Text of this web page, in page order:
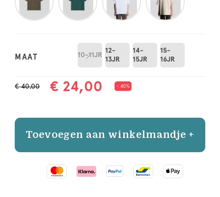
MAAT 10-11JR
12-
13JR
14-
15JR
15-
16JR
€ 40,00 € 24,00 - 40%
Toevoegen aan winkelmandje +